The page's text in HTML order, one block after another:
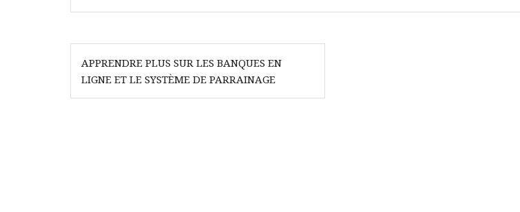
Navigation
de
l’article
APPRENDRE PLUS SUR LES BANQUES EN
LIGNE ET LE SYSTÈME DE PARRAINAGE